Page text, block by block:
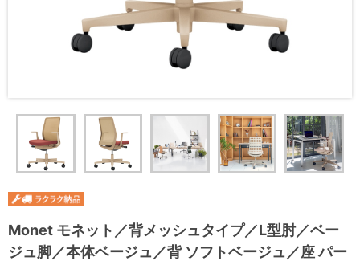
Monet モネット／背メッシュタイプ／L型肘／ベー
ジュ脚／本体ベージュ／背 ソフトベージュ／座 パー